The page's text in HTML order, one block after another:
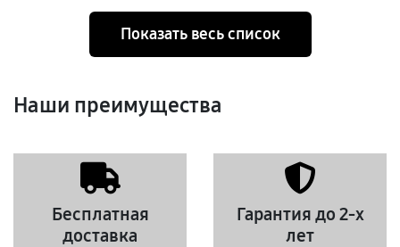
Показать весь список
Наши преимущества
Бесплатная
доставка
Гарантия до 2-х
лет